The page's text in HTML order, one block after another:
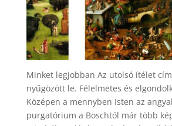
Minket legjobban Az utolsó ítélet
nyűgözött le. Félelmetes és
Középen a mennyben Isten az
purgatórium a Boschtól már több